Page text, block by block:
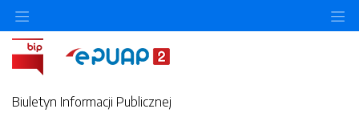
Biuletyn Informacji Publicznej